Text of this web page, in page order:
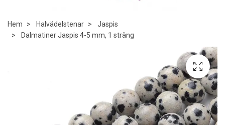
Hem Halvädelstenar
Jaspis
Dalmatiner Jaspis 4-5 mm, 1 sträng